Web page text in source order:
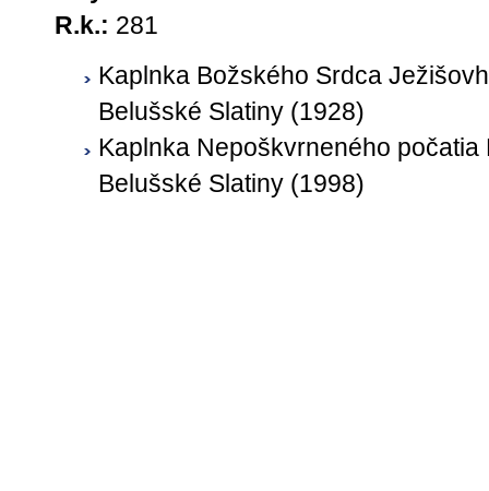
R.k.: 281
Kaplnka Božského Srdca
Belušské Slatiny (1928)
Kaplnka Nepoškvrneného počatia
Belušské Slatiny (1998)